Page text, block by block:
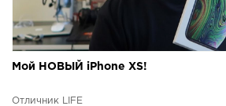
Мой НОВЫЙ iPhone XS!
Отличник LIFE